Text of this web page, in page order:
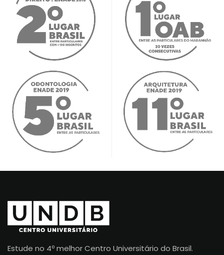
Estude no 4º melhor Centro Universitário do Brasil.